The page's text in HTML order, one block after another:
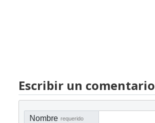
Escribir un comentario
Nombre requerido